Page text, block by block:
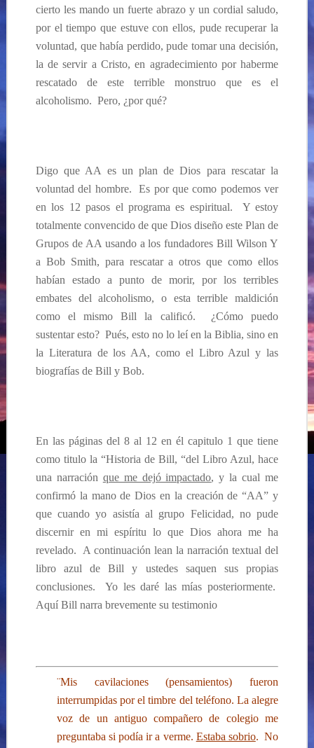
cierto les mando un fuerte abrazo y un cordial saludo,
por el tiempo que estuve con ellos, pude recuperar la
voluntad, que había perdido, pude tomar una decisión,
la de servir a Cristo, en agradecimiento por haberme
rescatado de este terrible monstruo que es el
alcoholismo. Pero, ¿por qué?
Digo que AA es un plan de Dios para rescatar la
voluntad del hombre. Es por que como podemos ver
en los 12 pasos el programa es espiritual. Y estoy
totalmente convencido de que Dios diseño este Plan de
Grupos de AA usando a los fundadores Bill Wilson Y
a Bob Smith, para rescatar a otros que como ellos
habían estado a punto de morir, por los terribles
embates del alcoholismo, o esta terrible maldición
como el mismo Bill la calificó. ¿Cómo puedo
sustentar esto? Pués, esto no lo leí en la Biblia, sino en
la Literatura de los AA, como el Libro Azul y las
biografías de Bill y Bob.
En las páginas del 8 al 12 en él capitulo 1 que tiene
como titulo la “Historia de Bill, “del Libro Azul, hace
una narración que me dejó impactado, y la cual me
confirmó la mano de Dios en la creación de “AA” y
que cuando yo asistía al grupo Felicidad, no pude
discernir en mi espíritu lo que Dios ahora me ha
revelado. A continuación lean la narración textual del
libro azul de Bill y ustedes saquen sus propias
conclusiones. Yo les daré las mías posteriormente.
Aquí Bill narra brevemente su testimonio
¨Mis cavilaciones (pensamientos) fueron
interrumpidas por el timbre del teléfono. La alegre
voz de un antiguo compañero de colegio me
preguntaba si podía ir a verme. Estaba sobrio. No